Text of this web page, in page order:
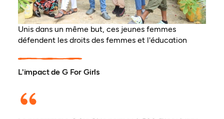
Unis dans un même but, ces jeunes femmes
défendent les droits des femmes et l'éducation
L'impact de G For Girls